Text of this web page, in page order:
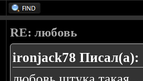
RE: любовь
ironjack78 Писал(а):